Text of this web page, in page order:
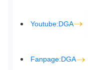
Youtube:DGA
Fanpage:DGA